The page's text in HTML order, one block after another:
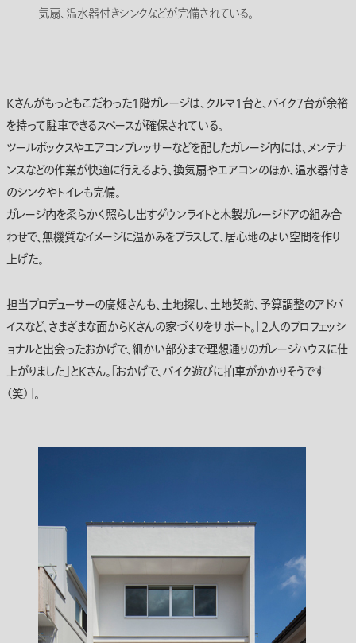
気扇、温水器付きシンクなどが完備されている。
Kさんがもっともこだわった1階ガレージは、クルマ1台と、バイク7台が余裕
を持って駐車できるスペースが確保されている。
ツールボックスやエアコンプレッサーなどを配したガレージ内には、メンテナ
ンスなどの作業が快適に行えるよう、換気扇やエアコンのほか、温水器付き
のシンクやトイレも完備。
ガレージ内を柔らかく照らし出すダウンライトと木製ガレージドアの組み合
わせで、無機質なイメージに温かみをプラスして、居心地のよい空間を作り
上げた。
担当プロデューサーの廣畑さんも、土地探し、土地契約、予算調整のアドバ
イスなど、さまざまな面からKさんの家づくりをサポート。「2人のプロフェッシ
ョナルと出会ったおかげで、細かい部分まで理想通りのガレージハウスに仕
上がりました」とKさん。「おかげで、バイク遊びに拍車がかかりそうです
（笑）」。